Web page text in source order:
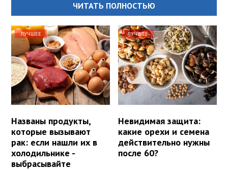
ЧИТАТЬ ПОЛНОСТЬЮ
ЛУЧШЕЕ
Названы продукты,
которые вызывают
рак: если нашли их в
холодильнике -
выбрасывайте
ЛУЧШЕЕ
Невидимая защита:
какие орехи и семена
действительно нужны
после 60?